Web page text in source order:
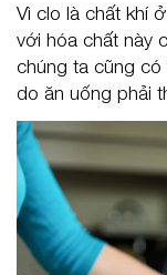
Vì clo là chất khí
với hóa chất này
chúng ta cũng
do ăn uống phải